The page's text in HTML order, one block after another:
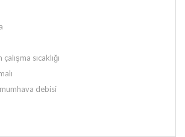
sıcaklığı
debisi